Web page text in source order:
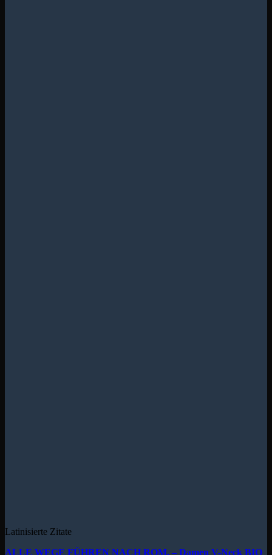
Latinisierte Zitate
ALLE WEGE FÜHREN NACH ROM. – Damen V-Neck BIO